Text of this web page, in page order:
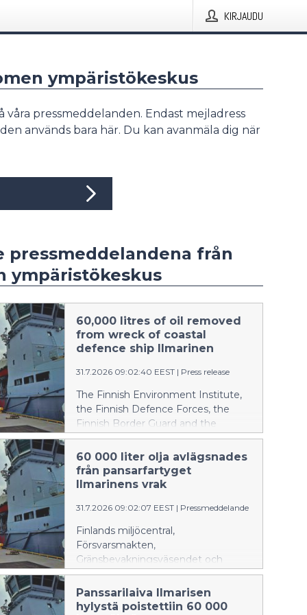
KIRJAUDU
ympäristökeskus
våra pressmeddelanden. Endast mejladress
används bara här. Du kan avanmäla dig när
pressmeddelandena från
ympäristökeskus
60,000 litres of oil removed
from wreck of coastal
defence ship Ilmarinen
31.7.2026 09:02:40 EEST | Press release
The Finnish Environment Institute,
the Finnish Defence Forces, the
Finnish Border Guard and the
Ministry of the Environment
announce: The Finnish Environment
Institute and the Finnish Navy
removed oil from the wreck of the
between 14 and 24 July 2026. In
addition, the Finnish Border Guard,
which was prepared for
environmental response operations,
and the Diving Medical Center
the course of two weeks,
approximately 60,000 litres of oil
60 000 liter olja avlägsnades
från pansarfartyget
Ilmarinens vrak
31.7.2026 09:02:07 EEST | Pressmeddelande
Finlands miljöcentral,
Försvarsmakten,
Gränsbevakningsväsendet och
miljöministeriet informerar: Finlands
miljöcentral och marinen avlägsnade
olja från pansarfartyget Ilmarinens
Panssarilaiva Ilmarisen
hylystä poistettiin 60 000